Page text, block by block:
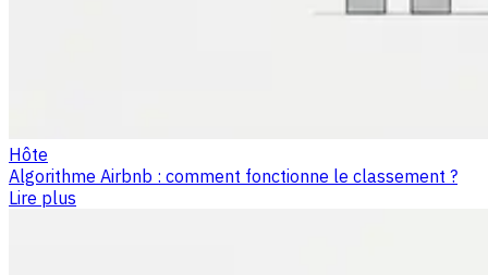
Hôte
Algorithme Airbnb : comment fonctionne le classement ?
Lire plus